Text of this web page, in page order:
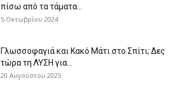
πίσω από τα τάματα...
5 Οκτωβρίου 2024
Γλωσσοφαγιά και Κακό Μάτι στο Σπίτι; Δες
τώρα τη ΛΥΣΗ για...
20 Αυγούστου 2025